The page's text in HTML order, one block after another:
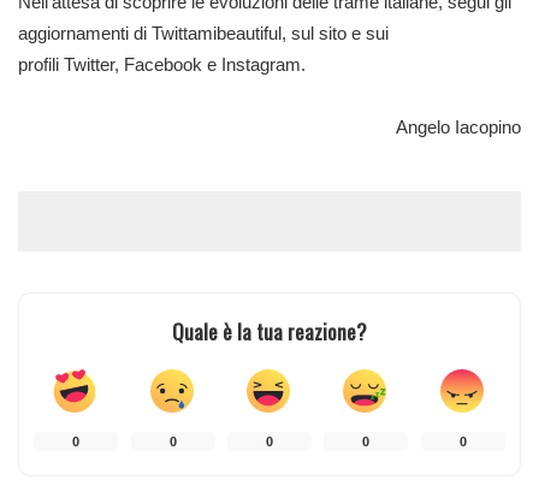
aggiornamenti di Twittamibeautiful, sul sito e sui
profili Twitter, Facebook e Instagram.
Angelo Iacopino
Quale è la tua reazione?
0 0 0 0 0